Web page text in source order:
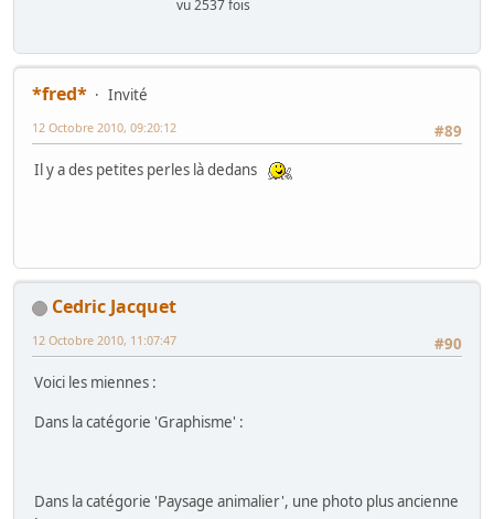
vu 2537 fois
*fred*
Invité
#89
12 Octobre 2010, 09:20:12
Il y a des petites perles là dedans
Cedric Jacquet
#90
12 Octobre 2010, 11:07:47
Voici les miennes :
Dans la catégorie 'Graphisme' :
Dans la catégorie 'Paysage animalier', une photo plus ancienne